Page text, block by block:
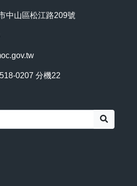
中山區松江路209號
0207 分機22